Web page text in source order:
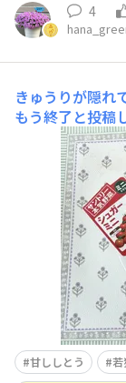
4
きゅうりが隠れ
もう終了と投稿
きゅうりを見
も小さなきゅ
なってくれる
しませてくれ
とう、若獲り
甘ししとう 若